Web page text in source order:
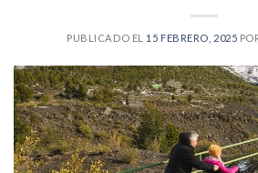
PUBLICADO EL 15 FEBRERO, 2025